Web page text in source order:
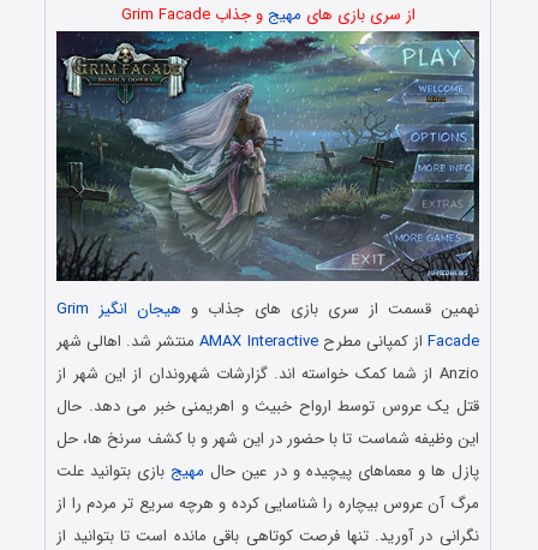
از سری بازی های مهیج و جذاب Grim Facade
نهمین قسمت از سری بازی های جذاب و هیجان انگیز Grim
Facade از کمپانی مطرحAMAX Interactiveمنتشر شد. اهالی شهر
Anzio از شما کمک خواسته اند. گزارشات شهروندان از این شهر از
قتل یک عروس توسط ارواح خبیث و اهریمنی خبر می دهد. حال
این وظیفه شماست تا با حضور در این شهر و با کشف سرنخ ها، حل
پازل ها و معماهای پیچیده و در عین حال مهیج بازی بتوانید علت
مرگ آن عروس بیچاره را شناسایی کرده و هرچه سریع تر مردم را از
نگرانی در آورید. تنها فرصت کوتاهی باقی مانده است تا بتوانید از